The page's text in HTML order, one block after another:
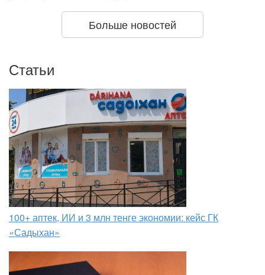
Больше новостей
Статьи
100+ аптек, ИИ и 3 млн тенге экономии: кейс ГК
«Садыхан»